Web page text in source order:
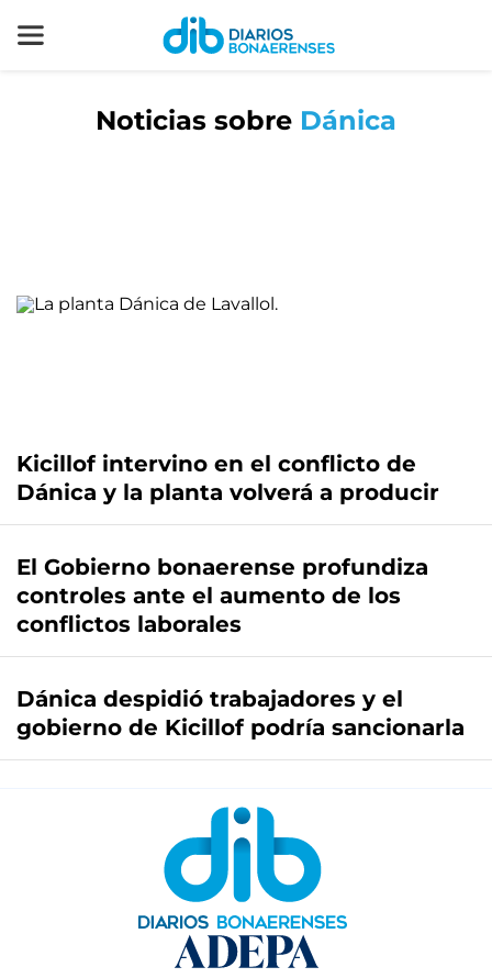
Noticias sobre Dánica
Kicillof intervino en el conflicto de
Dánica y la planta volverá a producir
El Gobierno bonaerense profundiza
controles ante el aumento de los
conflictos laborales
Dánica despidió trabajadores y el
gobierno de Kicillof podría sancionarla